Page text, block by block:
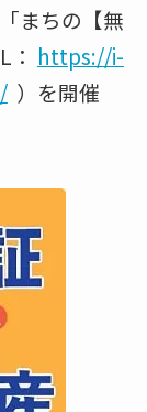
まちの【無
https://i-
）を開催